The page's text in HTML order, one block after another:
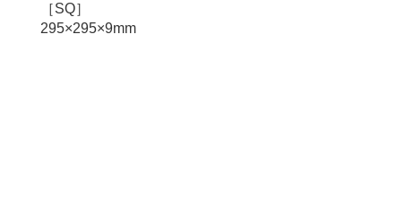
［SQ］
295×295×9mm